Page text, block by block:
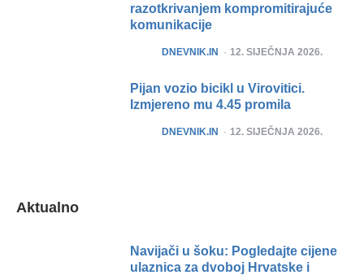
razotkrivanjem kompromitirajuće
komunikacije
POSTED
DNEVNIK.IN 12. SIJEČNJA 2026.
Pijan vozio bicikl u Virovitici.
Izmjereno mu 4.45 promila
POSTED
DNEVNIK.IN 12. SIJEČNJA 2026.
Aktualno
Navijači u šoku: Pogledajte cijene
ulaznica za dvoboj Hrvatske i